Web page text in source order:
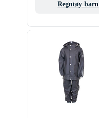
Regntøy barn